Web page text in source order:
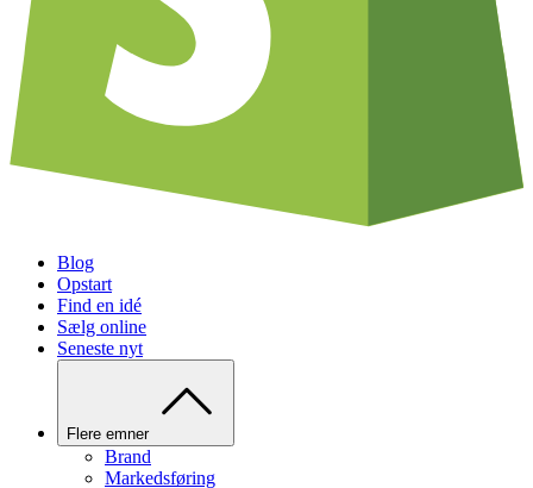
Blog
Opstart
Find en idé
Sælg online
Seneste nyt
Flere emner
Brand
Markedsføring